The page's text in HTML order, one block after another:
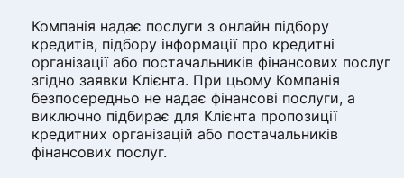
Компанія надає послуги з онлайн підбору
кредитів, підбору інформації про кредитні
організації або постачальників фінансових послуг
згідно заявки Клієнта. При цьому Компанія
безпосередньо не надає фінансові послуги, а
виключно підбирає для Клієнта пропозиції
кредитних організацій або постачальників
фінансових послуг.